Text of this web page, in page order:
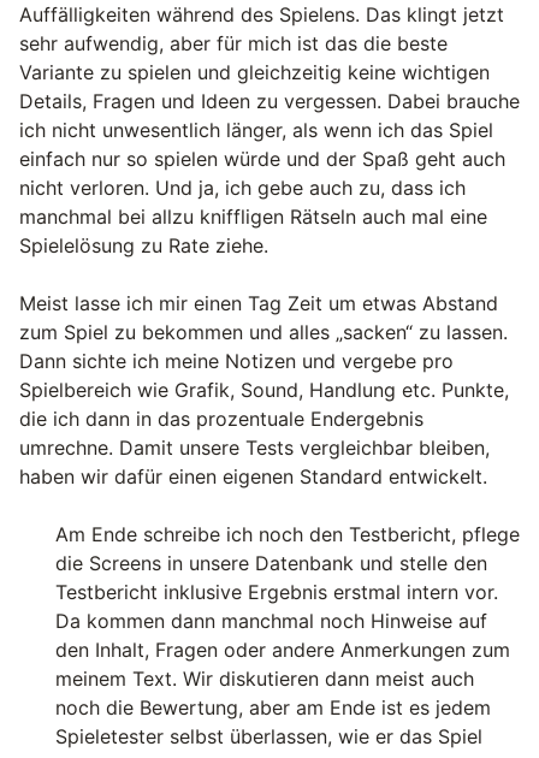
Auffälligkeiten während des Spielens. Das klingt jetzt
sehr aufwendig, aber für mich ist das die beste
Variante zu spielen und gleichzeitig keine wichtigen
Details, Fragen und Ideen zu vergessen. Dabei brauche
ich nicht unwesentlich länger, als wenn ich das Spiel
einfach nur so spielen würde und der Spaß geht auch
nicht verloren. Und ja, ich gebe auch zu, dass ich
manchmal bei allzu kniffligen Rätseln auch mal eine
Spielelösung zu Rate ziehe.
Meist lasse ich mir einen Tag Zeit um etwas Abstand
zum Spiel zu bekommen und alles „sacken“ zu lassen.
Dann sichte ich meine Notizen und vergebe pro
Spielbereich wie Grafik, Sound, Handlung etc. Punkte,
die ich dann in das prozentuale Endergebnis
umrechne. Damit unsere Tests vergleichbar bleiben,
haben wir dafür einen eigenen Standard entwickelt.
Am Ende schreibe ich noch den Testbericht, pflege
die Screens in unsere Datenbank und stelle den
Testbericht inklusive Ergebnis erstmal intern vor.
Da kommen dann manchmal noch Hinweise auf
den Inhalt, Fragen oder andere Anmerkungen zum
meinem Text. Wir diskutieren dann meist auch
noch die Bewertung, aber am Ende ist es jedem
Spieletester selbst überlassen, wie er das Spiel